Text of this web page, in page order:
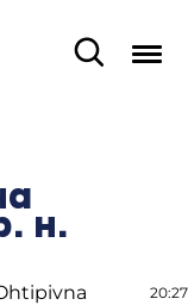
н.
20:27